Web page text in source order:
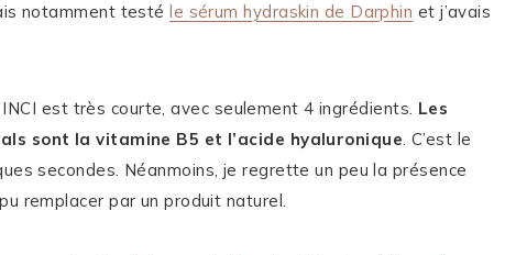
notamment testéle sérum hydraskin de Darphin et j’avais
est très courte, avec seulement 4 ingrédients. Les
sont la vitamine B5 et l’acide hyaluronique. C’est le
secondes. Néanmoins, je regrette un peu la présence
remplacer par un produit naturel.